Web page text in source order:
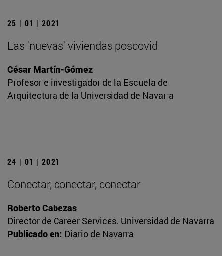
25 | 01 | 2021
Las 'nuevas' viviendas poscovid
César Martín-Gómez
Profesor e investigador de la Escuela de
Arquitectura de la Universidad de Navarra
24 | 01 | 2021
Conectar, conectar, conectar
Roberto Cabezas
Director de Career Services. Universidad de Navarra
Publicado en: Diario de Navarra